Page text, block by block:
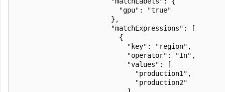
                          "gpu": "true"
                        },
                        "matchExpressions": [
                          {
                            "key": "region",
                            "operator": "In",
                            "values": [
                              "production1",
                              "production2"